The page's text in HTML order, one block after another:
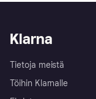
Klarna
Tietoja meistä
Töihin Klarnalle